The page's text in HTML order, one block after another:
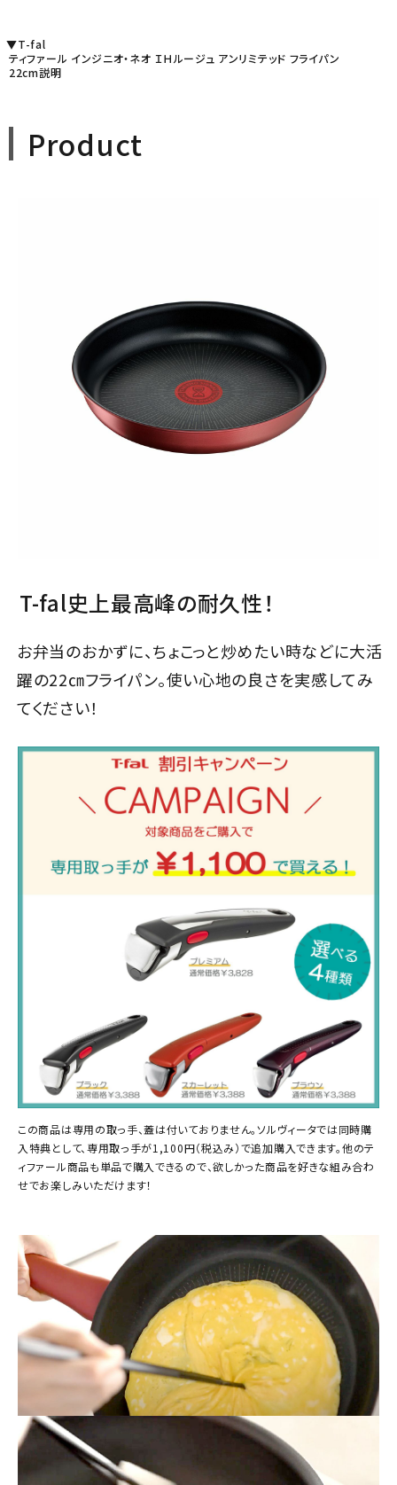
▼T-fal
ティファール インジニオ・ネオ ＩＨルージュ アンリミテッド フライパン
22cm説明
Product
T-fal史上最高峰の耐久性！
お弁当のおかずに、ちょこっと炒めたい時などに大活
躍の22㎝フライパン。使い心地の良さを実感してみ
てください！
この商品は専用の取っ手、蓋は付いておりません。ソルヴィータでは同時購
入特典として、専用取っ手が1,100円（税込み）で追加購入できます。他のテ
ィファール商品も単品で購入できるので、欲しかった商品を好きな組み合わ
せでお楽しみいただけます！